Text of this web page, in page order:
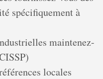
spécifiquement à
maintenez-
locales